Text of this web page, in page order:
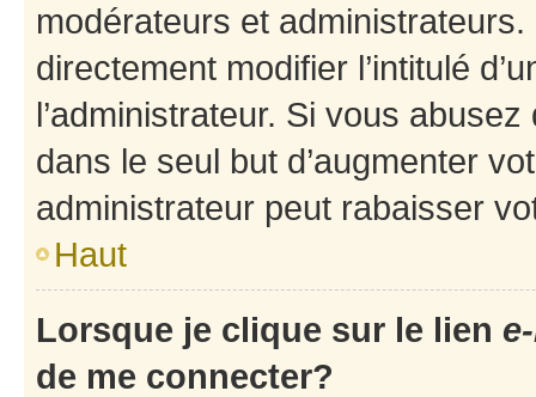
modérateurs et
directement modifier l’intitulé
l’administrateur. Si vous
dans le seul but d’augmenter
administrateur peut rabaisser
Haut
Lorsque je clique sur le lien
de me connecter?